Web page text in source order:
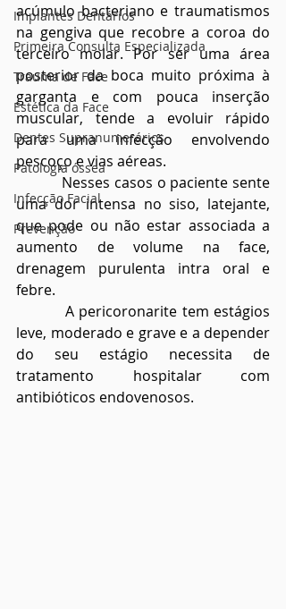
Implantes Dentários
Primeira Consulta Especializada
Trauma de Face
Estética da Face
Dentes Supranumerários
Patologia óssea
Infecção Facial
Prevenção
acúmulo bacteriano e traumatismos
na gengiva que recobre a coroa do
terceiro molar. Por ser uma área
posterior da boca muito próxima à
garganta e com pouca inserção
muscular, tende a evoluir rápido
para uma infecção envolvendo
pescoço e vias aéreas.
           Nesses casos o paciente sente
uma dor intensa no siso, latejante,
que pode ou não estar associada a
aumento de volume na face,
drenagem purulenta intra oral e
febre.
leve, moderado e grave e a depender
do seu estágio necessita de
tratamento hospitalar com
antibióticos endovenosos.